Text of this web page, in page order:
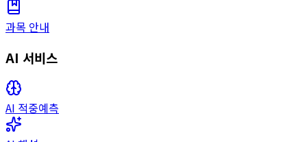
과목 안내
AI 서비스
AI 적중예측